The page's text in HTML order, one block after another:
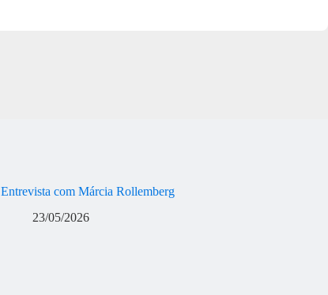
Entrevista com Márcia Rollemberg
23/05/2026